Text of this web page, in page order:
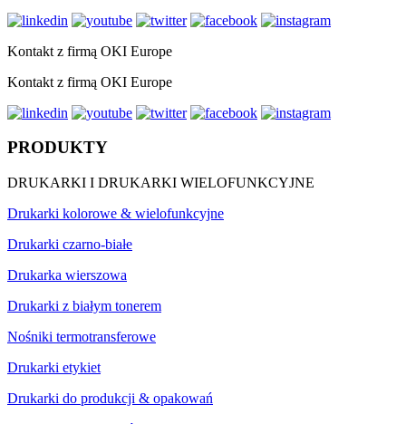
Kontakt z firmą OKI Europe
Kontakt z firmą OKI Europe
PRODUKTY
DRUKARKI I DRUKARKI WIELOFUNKCYJNE
Drukarki kolorowe & wielofunkcyjne
Drukarki czarno-białe
Drukarka wierszowa
Drukarki z białym tonerem
Nośniki termotransferowe
Drukarki etykiet
Drukarki do produkcji & opakowań